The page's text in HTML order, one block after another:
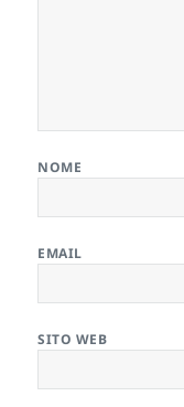
NOME
EMAIL
SITO WEB